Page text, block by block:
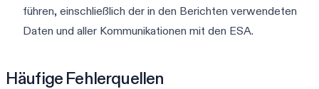
führen, einschließlich der in den Berichten verwendeten
Daten und aller Kommunikationen mit den ESA.
Häufige Fehlerquellen